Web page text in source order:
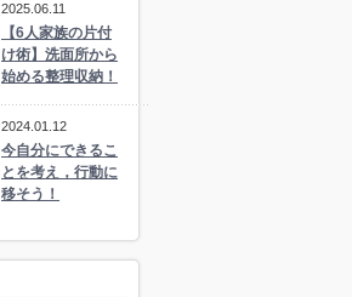
2025.06.11
【6人家族の片付
け術】洗面所から
始める整理収納！
2024.01.12
今自分にできるこ
とを考え，行動に
移そう！